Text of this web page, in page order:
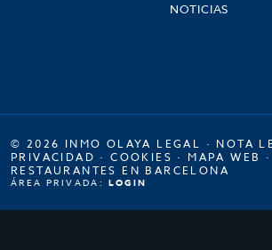
NOTICIAS
© 2026 INMO OLAYA LEGAL · NOTA
PRIVACIDAD ·COOKIES · MAPA WEB ·
RESTAURANTES EN BARCELONA
ÁREA PRIVADA: LOGIN